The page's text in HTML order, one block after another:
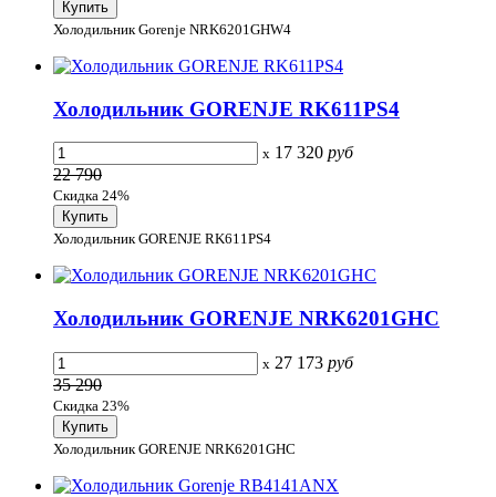
Холодильник Gorenje NRK6201GHW4
Холодильник GORENJE RK611PS4
x 17 320 руб
22 790
Скидка 24%
Холодильник GORENJE RK611PS4
Холодильник GORENJE NRK6201GHC
x 27 173 руб
35 290
Скидка 23%
Холодильник GORENJE NRK6201GHC